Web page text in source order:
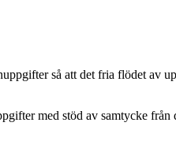
så att det fria flödet av
med stöd av samtycke